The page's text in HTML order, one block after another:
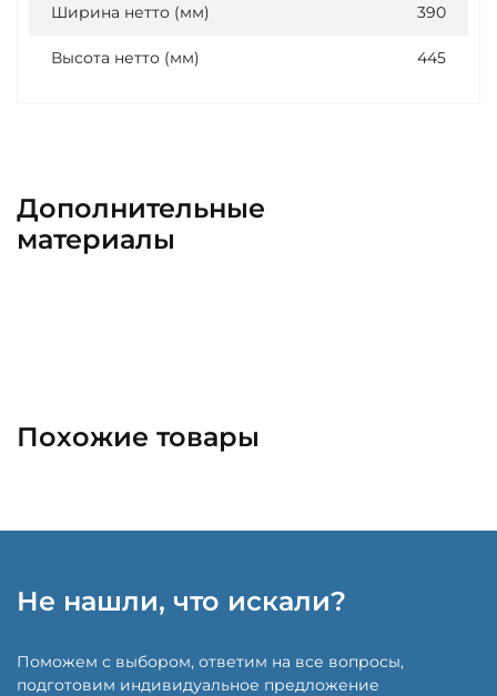
Ширина нетто (мм) 390
Высота нетто (мм) 445
Дополнительные
материалы
Похожие товары
Не нашли, что искали?
Поможем с выбором, ответим на все вопросы,
подготовим индивидуальное предложение